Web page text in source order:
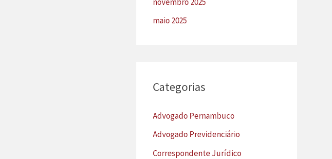
maio 2025
Categorias
Advogado Pernambuco
Advogado Previdenciário
Correspondente Jurídico